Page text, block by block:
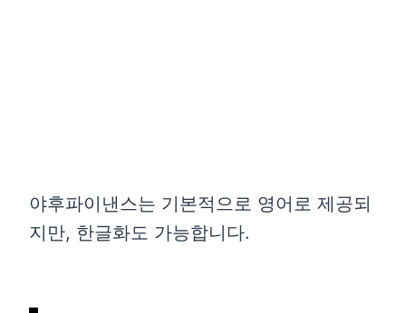
야후파이낸스는 기본적으로 영어로 제공되
지만, 한글화도 가능합니다.